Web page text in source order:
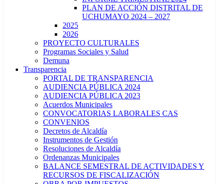
PLAN DE ACCIÓN DISTRITAL DE
UCHUMAYO 2024 – 2027
2025
2026
PROYECTO CULTURALES
Programas Sociales y Salud
Demuna
Transparencia
PORTAL DE TRANSPARENCIA
AUDIENCIA PÚBLICA 2024
AUDIENCIA PÚBLICA 2023
Acuerdos Municipales
CONVOCATORIAS LABORALES CAS
CONVENIOS
Decretos de Alcaldía
Instrumentos de Gestión
Resoluciones de Alcaldía
Ordenanzas Municipales
BALANCE SEMESTRAL DE ACTIVIDADES Y
RECURSOS DE FISCALIZACIÓN